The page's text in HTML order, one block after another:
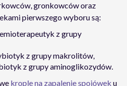
gronkowców oraz
pierwszego wyboru są:
z grupy
z grupy makrolitów,
z grupy aminoglikozydów.
krople na zapalenie spojówek u